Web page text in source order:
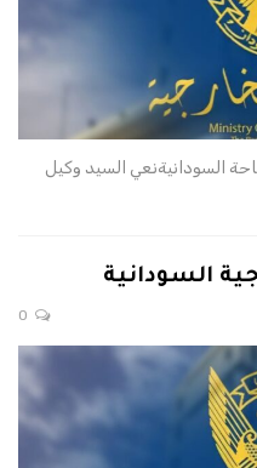
السودانيةنعي السيد وكيل
السودانية